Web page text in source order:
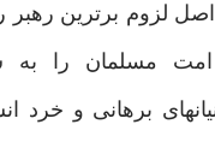
اصل لزوم برترين
مسلمان را به
برهانى و خرد